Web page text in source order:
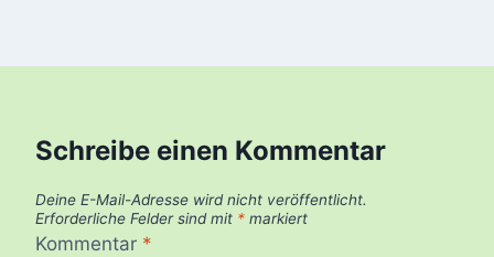
Schreibe einen Kommentar
Deine E-Mail-Adresse wird nicht veröffentlicht.
Erforderliche Felder sind mit * markiert
Kommentar *